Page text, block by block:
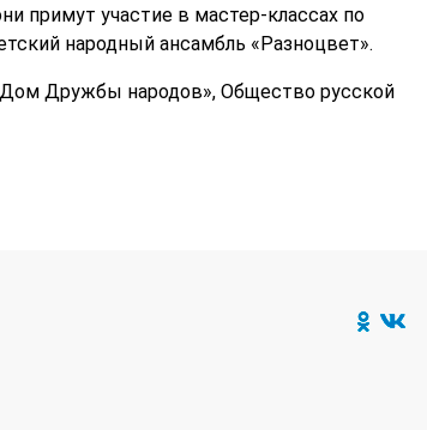
примут участие в мастер-классах по
народный ансамбль «Разноцвет».
Дружбы народов», Общество русской